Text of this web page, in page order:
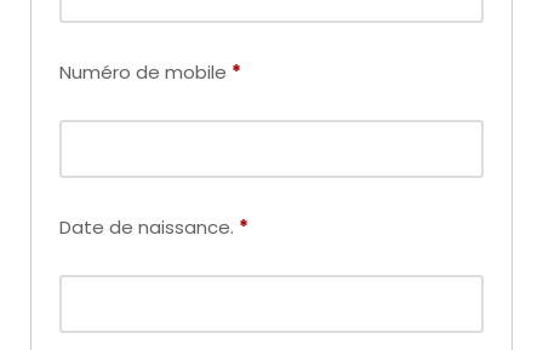
Numéro de mobile *
Date de naissance. *